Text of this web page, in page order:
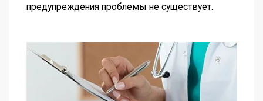
предупреждения проблемы не существует.